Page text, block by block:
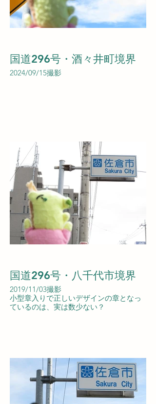
国道296号・酒々井町境界
2024/09/15撮影
国道296号・八千代市境界
2019/11/03撮影
小型章入りで正しいデザインの章となっ
ているのは、実は数少ない？